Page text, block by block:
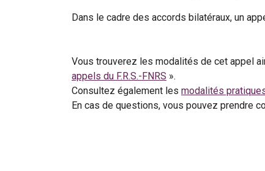
Dans le cadre des accords bilatéraux, un
Vous trouverez les modalités de cet appel
appels du F.R.S.-FNRS ».
Consultez également les modalités
En cas de questions, vous pouvez prendre